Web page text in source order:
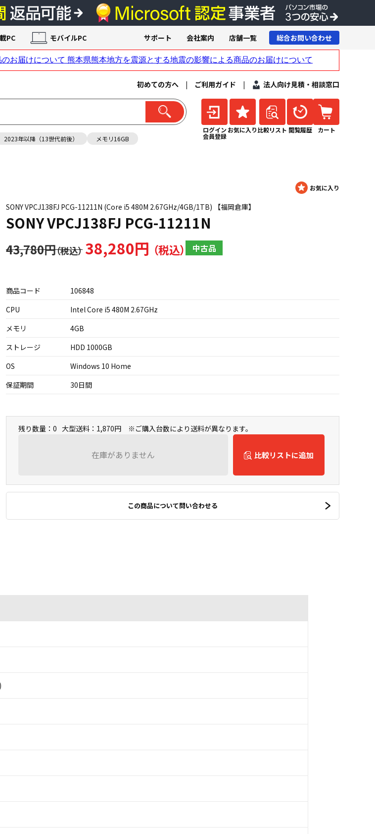
初めての方へ | ご利用ガイド | 法人向け見積・相談窓口
2023年以降（13世代前後） メモリ16GB
ログイン
会員登録
お気に入り 比較リスト 閲覧履歴 カート
PC モバイルPC サポート 会社案内 店舗一覧 総合お問い合わせ
SONY VPCJ138FJ PCG-11211N (Core i5 480M 2.67GHz/4GB/1TB) 【福岡倉庫】
SONY VPCJ138FJ PCG-11211N
38,280円 中古品
43,780円
商品コード
106848
CPU
Intel Core i5 480M 2.67GHz
メモリ
4GB
ストレージ
HDD 1000GB
OS
Windows 10 Home
保証期間
30日間
残り数量：0 大型送料：1,870円 ※ご購入台数により送料が異なります。
在庫がありません 比較リストに追加
この商品について問い合わせる